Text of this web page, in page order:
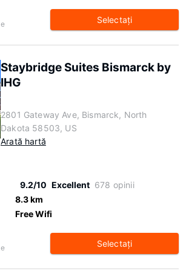
Selectaţi
Staybridge Suites Bismarck by
IHG
2801 Gateway Ave, Bismarck, North
Dakota 58503, US
Arată hartă
9.2/10 Excellent 678 opinii
8.3 km
Free Wifi
Selectaţi